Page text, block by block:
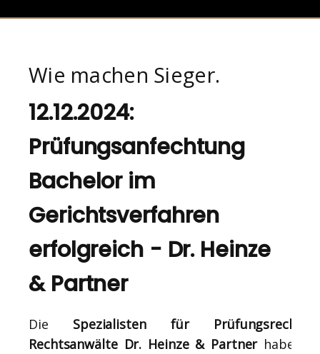
Wie machen Sieger.
12.12.2024:
Prüfungsanfechtung
Bachelor im
Gerichtsverfahren
erfolgreich - Dr. Heinze
& Partner
Die Spezialisten für Prüfungsrecht
Rechtsanwälte Dr. Heinze & Partnerhaben